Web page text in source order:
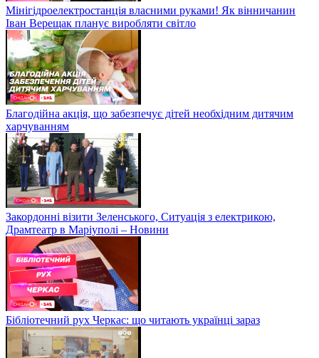
Мінігідроелектростанція власними руками! Як вінничанин
Іван Верещак планує виробляти світло
Благодійна акція, що забезпечує дітей необхідним дитячим
харчуванням
Закордонні візити Зеленського, Ситуація з електрикою,
Драмтеатр в Маріуполі – Новини
Бібліотечний рух Черкас: що читають українці зараз